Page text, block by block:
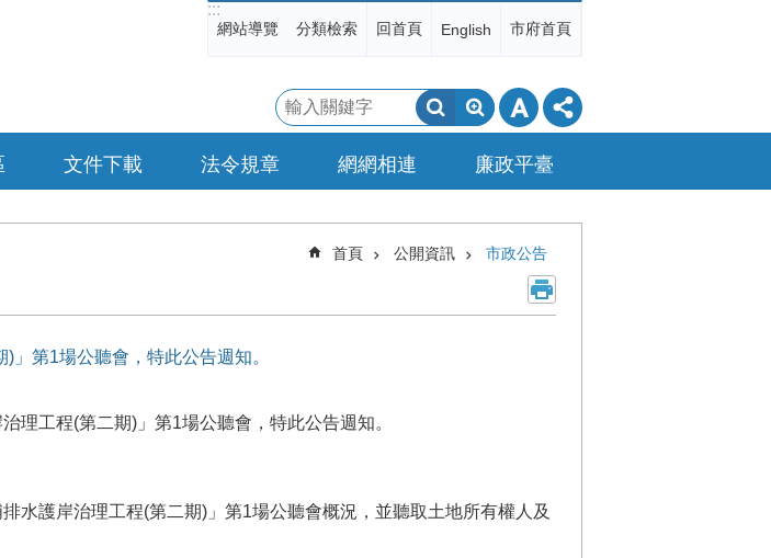
:::
網站導覽 分類檢索 回首頁 English 市府首頁
搜
尋
文件下載 法令規章 網網相連 廉政平臺
首頁 公開資訊 市政公告
第1場公聽會，特此公告週知。
理工程(第二期)」第1場公聽會，特此公告週知。
水護岸治理工程(第二期)」第1場公聽會概況，並聽取土地所有權人及